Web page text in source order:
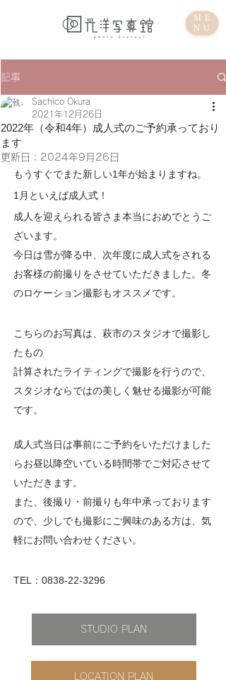
ME
NU
記事
2022年（令和4年）成人式のご予約承っており
ます
Sachico Okura
2021年12月26日
更新日： 2024年9月26日
もうすぐでまた新しい1年が始まりますね。
1月といえば成人式！
成人を迎えられる皆さま本当におめでとうご
ざいます。
今日は雪が降る中、次年度に成人式をされる
お客様の前撮りをさせていただきました。冬
のロケーション撮影もオススメです。
こちらのお写真は、萩市のスタジオで撮影し
たもの
計算されたライティングで撮影を行うので、
スタジオならではの美しく魅せる撮影が可能
です。
成人式当日は事前にご予約をいただけました
らお昼以降空いている時間帯でご対応させて
いただきます。
また、後撮り・前撮りも年中承っております
ので、少しでも撮影にご興味のある方は、気
軽にお問い合わせください。
TEL：0838-22-3296
STUDIO PLAN
LOCATION PLAN